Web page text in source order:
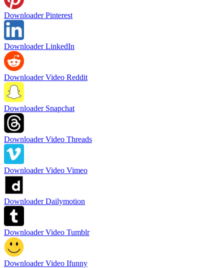
Downloader Pinterest
Downloader LinkedIn
Downloader Video Reddit
Downloader Snapchat
Downloader Video Threads
Downloader Video Vimeo
Downloader Dailymotion
Downloader Video Tumblr
Downloader Video Ifunny